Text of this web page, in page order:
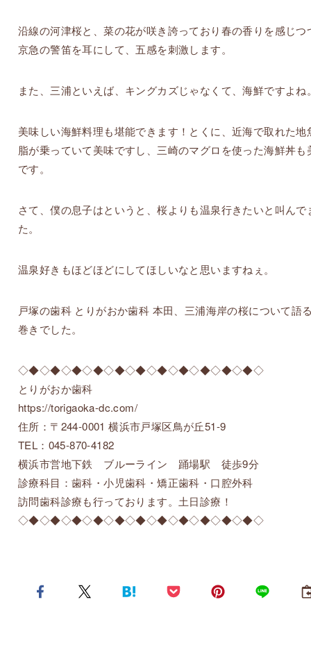
沿線の河津桜と、菜の花が咲き誇っており春の香りを感じつ
京急の警笛を耳にして、五感を刺激します。
また、三浦といえば、キングカズじゃなくて、海鮮ですよね
美味しい海鮮料理も堪能できます！とくに、近海で取れた地
脂が乗っていて美味ですし、三崎のマグロを使った海鮮丼も
です。
さて、僕の息子はというと、桜よりも温泉行きたいと叫んで
た。
温泉好きもほどほどにしてほしいなと思いますねぇ。
戸塚の歯科 とりがおか歯科 本田、三浦海岸の桜について語
巻きでした。
◇◆◇◆◇◆◇◆◇◆◇◆◇◆◇◆◇◆◇◆◇◆◇
とりがおか歯科
https://torigaoka-dc.com/
住所：〒244-0001 横浜市戸塚区鳥が丘51-9
TEL：045-870-4182
横浜市営地下鉄 ブルーライン 踊場駅 徒歩9分
診療科目：歯科・小児歯科・矯正歯科・口腔外科
訪問歯科診療も行っております。土日診療！
◇◆◇◆◇◆◇◆◇◆◇◆◇◆◇◆◇◆◇◆◇◆◇